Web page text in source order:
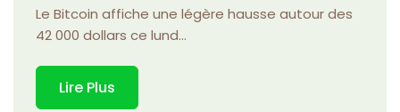
Le Bitcoin affiche une légère hausse autour des
42 000 dollars ce lund...
Lire Plus